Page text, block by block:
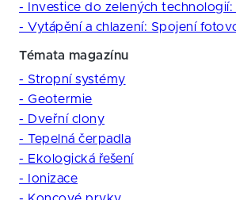
- Investice do zelených
- Vytápění a chlazení: Spojení
Témata magazínu
- Stropní systémy
- Geotermie
- Dveřní clony
- Tepelná čerpadla
- Ekologická řešení
- Ionizace